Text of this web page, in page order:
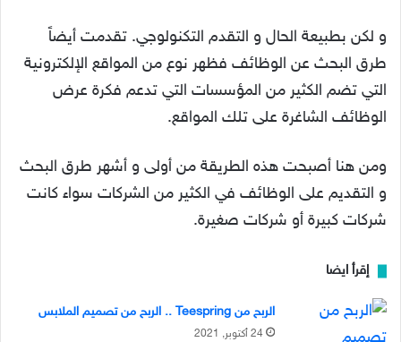
و لكن بطبيعة الحال و التقدم التكنولوجي. تقدمت أيضاً
طرق البحث عن الوظائف فظهر نوع من المواقع الإلكترونية
التي تضم الكثير من المؤسسات التي تدعم فكرة عرض
الوظائف الشاغرة على تلك المواقع.
ومن هنا أصبحت هذه الطريقة من أولى و أشهر طرق البحث
و التقديم على الوظائف في الكثير من الشركات سواء كانت
شركات كبيرة أو شركات صغيرة.
إقرأ ايضا
الربح من Teespring .. الربح من تصميم الملابس
24 أكتوبر, 2021